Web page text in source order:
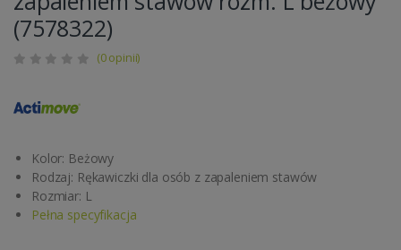
(7578322)
(0 opinii)
Kolor: Beżowy
Rodzaj: Rękawiczki dla osób z zapaleniem stawów
Rozmiar: L
Pełna specyfikacja